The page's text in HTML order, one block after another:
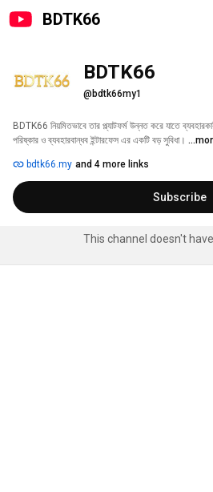
BDTK66
BDTK66
@bdtk66my1
BDTK66 নিয়মিতভাবে তার প্ল্যাটফর্ম উন্নত করে যাতে
পরিষ্কার ও ব্যবহারবান্ধব ইন্টারফেস এর একটি বড় সুবিধা।
bdtk66.my and 4 more links
Subscribe
This channel doesn't